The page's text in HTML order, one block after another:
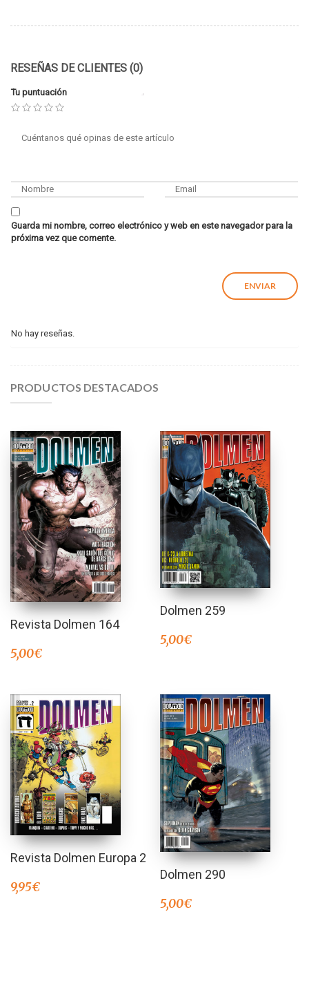
RESEÑAS DE CLIENTES (0)
Tu puntuación
Guarda mi nombre, correo electrónico y web en este navegador para la
próxima vez que comente.
No hay reseñas.
PRODUCTOS DESTACADOS
Revista Dolmen 164
5,00€
Dolmen 259
5,00€
Revista Dolmen Europa 2
9,95€
Dolmen 290
5,00€